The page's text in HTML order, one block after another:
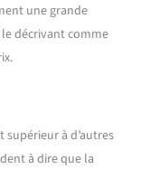
une grande
décrivant comme
supérieur à d’autres
à dire que la